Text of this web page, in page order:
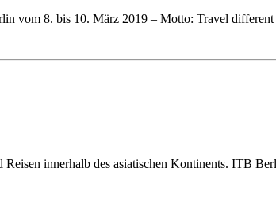
vom 8. bis 10. März 2019 – Motto: Travel
innerhalb des asiatischen Kontinents. ITB